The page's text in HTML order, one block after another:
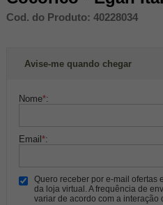
Cod. do Produto: 40228034
Avise-me quando chegar
Nome*:
Email*:
Quero receber por e-mail ofertas
da loja virtual. A frequência de
variar de acordo com a interação